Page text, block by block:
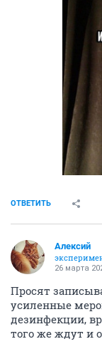
ОТВЕТИТЬ
Алексий
26 марта
Просят
усиленные
дезинфекции,
того же ждут и